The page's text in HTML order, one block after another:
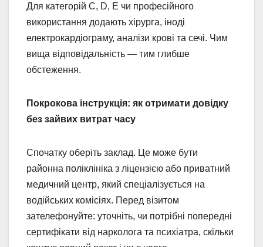
Для категорій C, D, E чи професійного
використання додають хірурга, іноді
електрокардіограму, аналізи крові та сечі. Чим
вища відповідальність — тим глибше
обстеження.
Покрокова інструкція: як отримати довідку
без зайвих витрат часу
Спочатку оберіть заклад. Це може бути
районна поліклініка з ліцензією або приватний
медичний центр, який спеціалізується на
водійських комісіях. Перед візитом
зателефонуйте: уточніть, чи потрібні попередні
сертифікати від нарколога та психіатра, скільки